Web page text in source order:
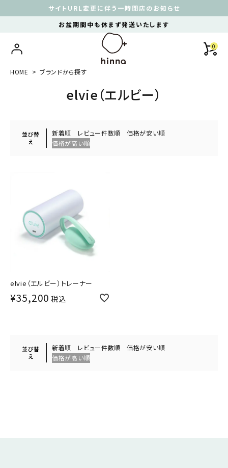
サイトURL変更に伴う一時閉店のお知らせ
お盆期間中も休まず発送いたします
0
HOME ブランドから探す
elvie（エルビー）
並び替
え
新着順 レビュー件数順
価格が安い順
価格が高い順
elvie（エルビー）トレーナー
¥35,200 税込
並び替
え
新着順 レビュー件数順
価格が安い順
価格が高い順